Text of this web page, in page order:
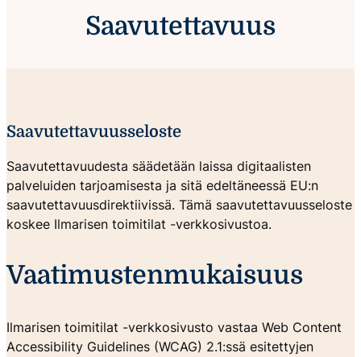
Saavutettavuus
Saavutettavuusseloste
Saavutettavuudesta säädetään laissa digitaalisten
palveluiden tarjoamisesta ja sitä edeltäneessä EU:n
saavutettavuusdirektiivissä. Tämä saavutettavuusseloste
koskee Ilmarisen toimitilat -verkkosivustoa.
Vaatimustenmukaisuus
Ilmarisen toimitilat -verkkosivusto vastaa Web Content
Accessibility Guidelines (WCAG) 2.1:ssä esitettyjen